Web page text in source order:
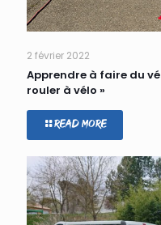
2 février 2022
Apprendre à faire du
rouler à vélo »
Read more